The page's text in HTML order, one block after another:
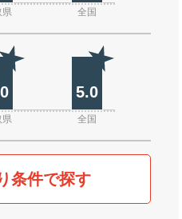
県 全国
5.0
県 全国
条件で探す